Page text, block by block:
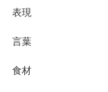
表現
言葉
食材